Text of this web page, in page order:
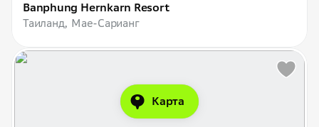
Banphung Hernkarn Resort
Таиланд, Мае-Сарианг
Карта